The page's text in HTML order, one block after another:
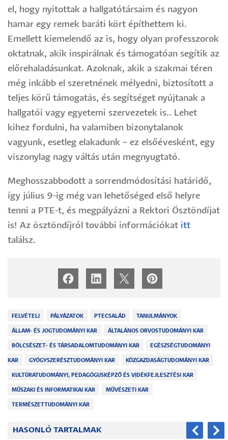
el, hogy nyitottak a hallgatótársaim és nagyon
hamar egy remek baráti kört építhettem ki.
Emellett kiemelendő az is, hogy olyan professzorok
oktatnak, akik inspirálnak és támogatóan segítik az
előrehaladásunkat. Azoknak, akik a szakmai téren
még inkább el szeretnének mélyedni, biztosított a
teljes körű támogatás, és segítséget nyújtanak a
hallgatói vagy egyetemi szervezetek is.. Lehet
kihez fordulni, ha valamiben bizonytalanok
vagyunk, esetleg elakadunk – ez elsőévesként, egy
viszonylag nagy váltás után megnyugtató.
Meghosszabbodott a sorrendmódosítási határidő,
így július 9-ig még van lehetőséged első helyre
tenni a PTE-t, és megpályázni a Rektori Ösztöndíjat
is! Az ösztöndíjról további információkat itt
találsz.
FELVÉTELI PÁLYÁZATOK PTECSALÁD TANULMÁNYOK
ÁLLAM- ÉS JOGTUDOMÁNYI KAR ÁLTALÁNOS ORVOSTUDOMÁNYI KAR
BÖLCSÉSZET- ÉS TÁRSADALOMTUDOMÁNYI KAR EGÉSZSÉGTUDOMÁNYI
KAR GYÓGYSZERÉSZTUDOMÁNYI KAR KÖZGAZDASÁGTUDOMÁNYI KAR
KULTÚRATUDOMÁNYI, PEDAGÓGUSKÉPZŐ ÉS VIDÉKFEJLESZTÉSI KAR
MŰSZAKI ÉS INFORMATIKAI KAR MŰVÉSZETI KAR
TERMÉSZETTUDOMÁNYI KAR
HASONLÓ TARTALMAK